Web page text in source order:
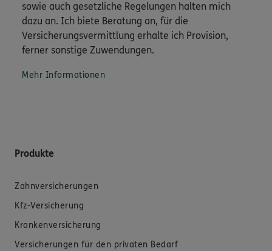
sowie auch gesetzliche Regelungen halten mich
dazu an. Ich biete Beratung an, für die
Versicherungsvermittlung erhalte ich Provision,
ferner sonstige Zuwendungen.
Mehr Informationen
Produkte
Zahnversicherungen
Kfz-Versicherung
Krankenversicherung
Versicherungen für den privaten Bedarf